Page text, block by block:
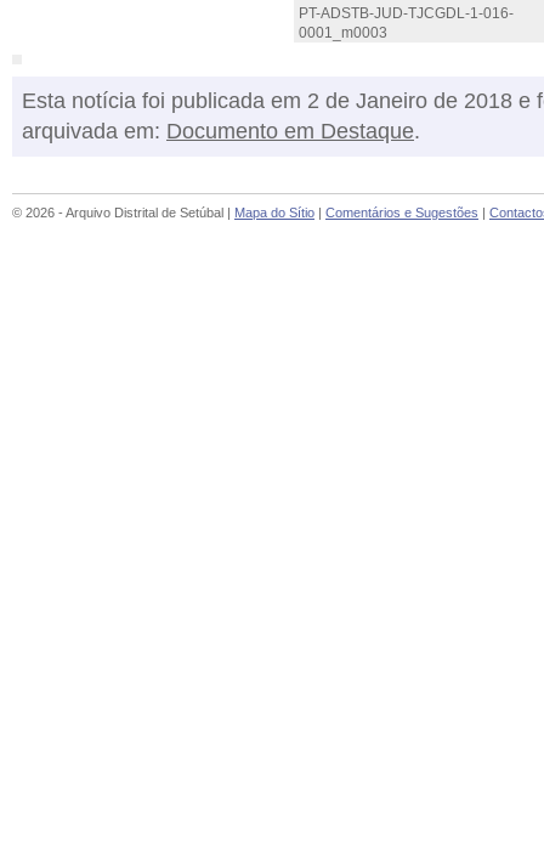
PT-ADSTB-JUD-TJCGDL-1-016-
0001_m0003
Esta notícia foi publicada em 2 de Janeiro de 2018 e
arquivada em: Documento em Destaque.
© 2026 - Arquivo Distrital de Setúbal | Mapa do Sítio | Comentários e Sugestões |